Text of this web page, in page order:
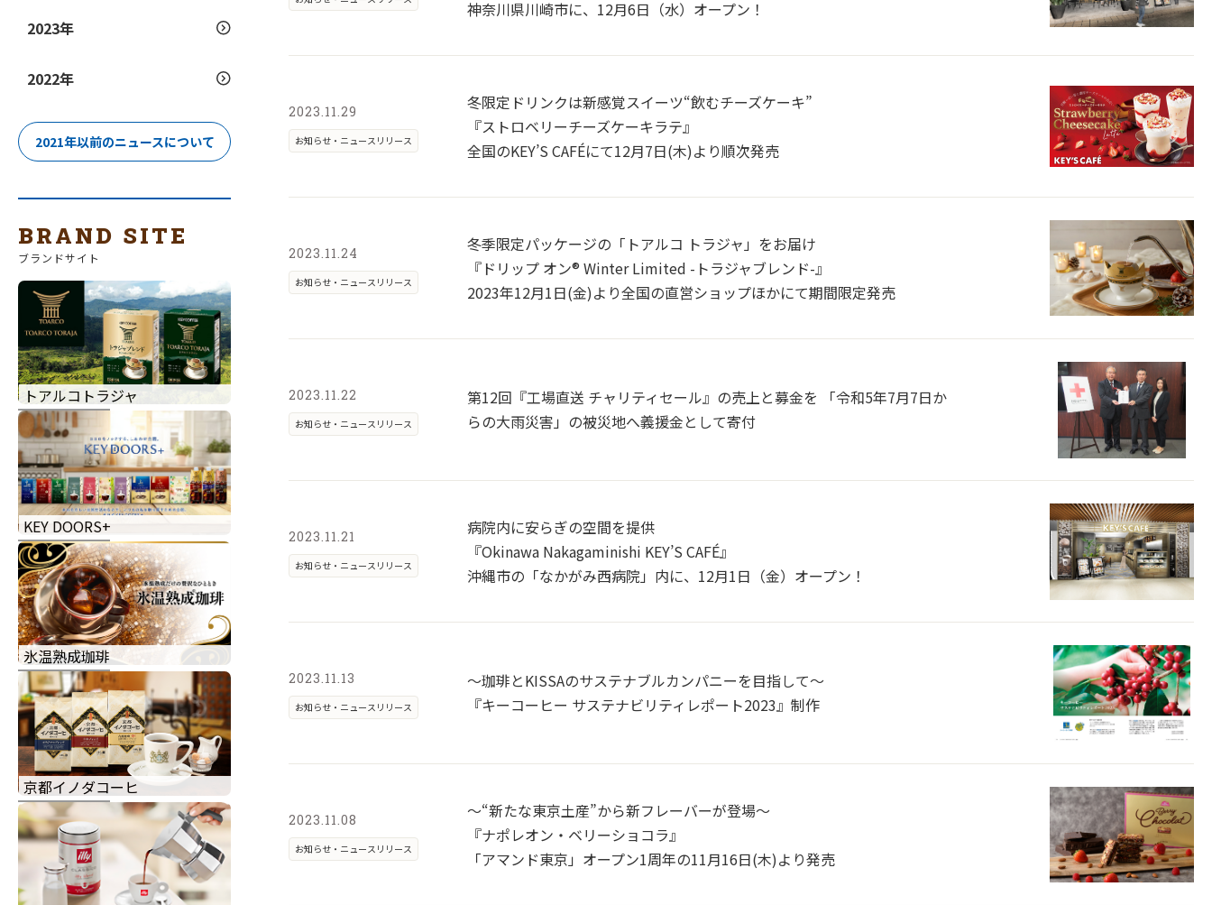
2023年
2022年
2021年以前のニュースについて
BRAND SITE
ブランドサイト
トアルコトラジャ
KEY DOORS+
氷温熟成珈琲
京都イノダコーヒ
神奈川県川崎市に、12月6日（水）オープン！
2023.11.29
お知らせ・ニュースリリース
冬限定ドリンクは新感覚スイーツ“飲むチーズケーキ”
『ストロベリーチーズケーキラテ』
全国のKEY’S CAFÉにて12月7日(木)より順次発売
2023.11.24
お知らせ・ニュースリリース
冬季限定パッケージの「トアルコ トラジャ」をお届け
『ドリップ オン® Winter Limited -トラジャブレンド-』
2023年12月1日(金)より全国の直営ショップほかにて期間限定発売
2023.11.22
お知らせ・ニュースリリース
第12回『工場直送 チャリティセール』の売上と募金を 「令和5年7月7日か
らの大雨災害」の被災地へ義援金として寄付
2023.11.21
お知らせ・ニュースリリース
病院内に安らぎの空間を提供
『Okinawa Nakagaminishi KEY’S CAFÉ』
沖縄市の「なかがみ西病院」内に、12月1日（金）オープン！
2023.11.13
お知らせ・ニュースリリース
～珈琲とKISSAのサステナブルカンパニーを目指して～
『キーコーヒー サステナビリティレポート2023』制作
2023.11.08
お知らせ・ニュースリリース
～“新たな東京土産”から新フレーバーが登場～
『ナポレオン・ベリーショコラ』
「アマンド東京」オープン1周年の11月16日(木)より発売